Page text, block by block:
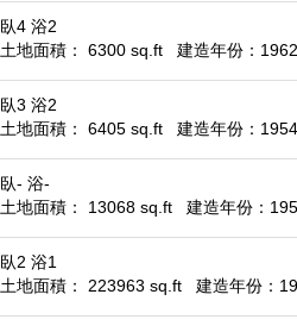
臥4 浴2
土地面積： 6300 sq.ft
建造年份：1962
臥3 浴2
土地面積： 6405 sq.ft
建造年份：1954
臥- 浴-
土地面積： 13068 sq.ft
建造年份：
臥2 浴1
土地面積： 223963 sq.ft
建造年份：